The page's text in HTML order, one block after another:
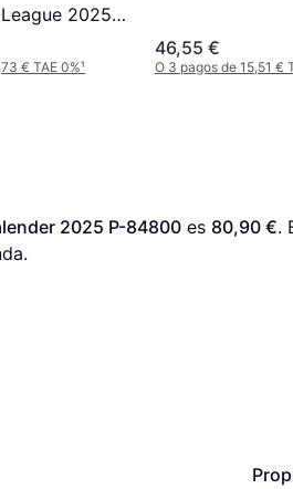
2025
€ TAE 0%¹
46,55 €
O 3 pagos de 15,51 €
2025 P-84800 es 80,90 €.